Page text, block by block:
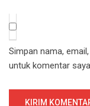
Simpan nama,
untuk komentar